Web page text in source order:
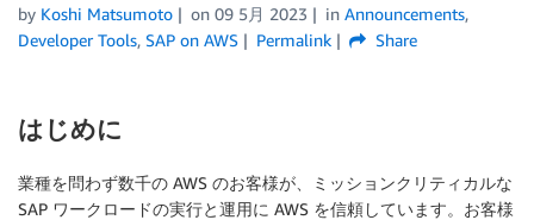
エディション
by Koshi Matsumoto on 09 5月 2023 in Announcements,
Developer Tools, SAP on AWS Permalink Share
はじめに
業種を問わず数千の AWS のお客様が、ミッションクリティカルな
SAP ワークロードの実行と運用に AWS を信頼しています。お客様